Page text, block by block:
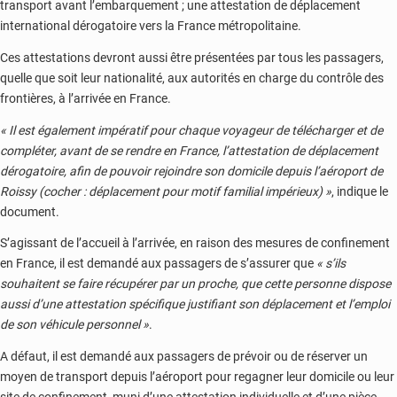
transport avant l’embarquement ; une attestation de déplacement
international dérogatoire vers la France métropolitaine.
Ces attestations devront aussi être présentées par tous les passagers,
quelle que soit leur nationalité, aux autorités en charge du contrôle des
frontières, à l’arrivée en France.
« Il est également impératif pour chaque voyageur de télécharger et de
compléter, avant de se rendre en France, l’attestation de déplacement
dérogatoire, afin de pouvoir rejoindre son domicile depuis l’aéroport de
Roissy (cocher : déplacement pour motif familial impérieux) », indique le
document.
S’agissant de l’accueil à l’arrivée, en raison des mesures de confinement
en France, il est demandé aux passagers de s’assurer que « s’ils
souhaitent se faire récupérer par un proche, que cette personne dispose
aussi d’une attestation spécifique justifiant son déplacement et l’emploi
de son véhicule personnel ».
A défaut, il est demandé aux passagers de prévoir ou de réserver un
moyen de transport depuis l’aéroport pour regagner leur domicile ou leur